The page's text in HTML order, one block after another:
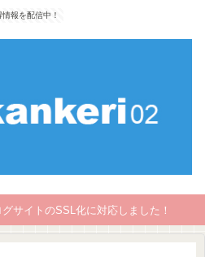
情報を配信中！
サイトのSSL化に対応しました！